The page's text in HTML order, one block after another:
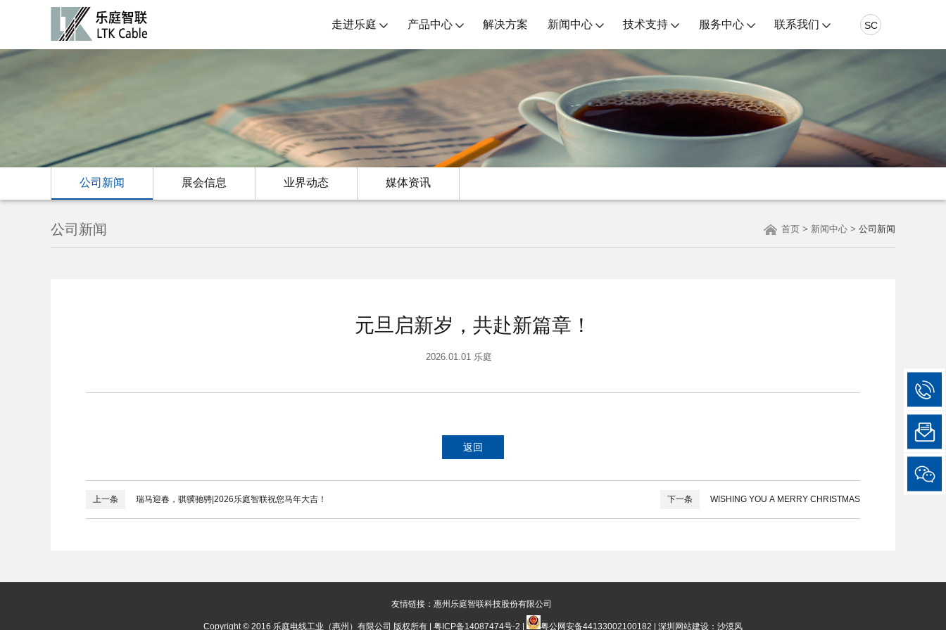
SC
走进乐庭 产品中心 解决方案 新闻中心 技术支持 服务中心 联系我们
公司新闻 展会信息 业界动态 媒体资讯
公司新闻 首页 > 新闻中心 > 公司新闻
元旦启新岁，共赴新篇章！
2026.01.01 乐庭
返回
上一条 瑞马迎春，骐骥驰骋|2026乐庭智联祝您马年大吉！ 下一条 WISHING YOU A MERRY CHRISTMAS
友情链接： 惠州乐庭智联科技股份有限公司
Copyright © 2016 乐庭电线工业（惠州）有限公司 版权所有 | 粤ICP备14087474号-2 粤公网安备44133002100182 深圳网站建设 ： 沙漠风